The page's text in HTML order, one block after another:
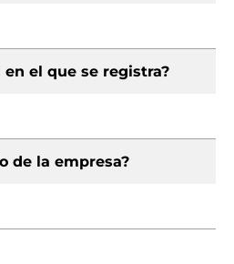
en el que se registra?
de la empresa?